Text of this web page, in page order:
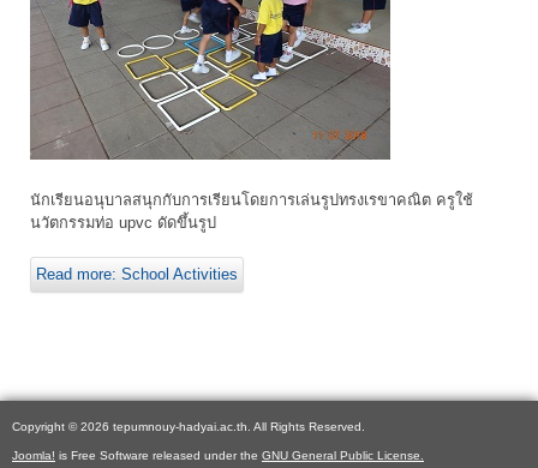
นักเรียนอนุบาลสนุกกับการเรียนโดยการเล่นรูปทรงเรขาคณิต ครูใช้
นวัตกรรมท่อ upvc ดัดขึ้นรูป
Read more: School Activities
Copyright © 2026 tepumnouy-hadyai.ac.th. All Rights Reserved.
Joomla! is Free Software released under the GNU General Public License.